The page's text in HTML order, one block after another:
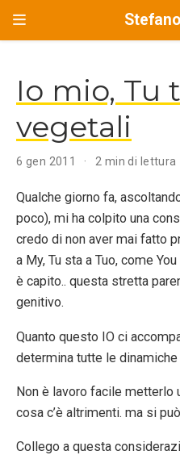
Io mio, Tu
vegetali
6 gen 2011 2 min di lettura
Qualche giorno fa,
poco), mi ha colpito una
credo di non aver mai fatto
a My, Tu sta a Tuo, come
è capito.. questa stretta
genitivo.
Quanto questo IO ci
determina tutte le
Non è lavoro facile metterlo
cosa c’è altrimenti. ma si
Collego a questa